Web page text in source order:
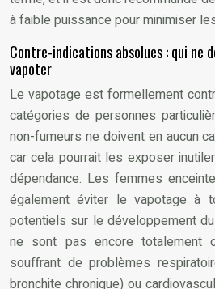
à faible puissance pour minimiser
Contre-indications absolues : qui ne
vapoter
Le vapotage est formellement
catégories de personnes
non-fumeurs ne doivent en aucun
car cela pourrait les exposer
dépendance. Les femmes
également éviter le vapotage à
potentiels sur le développement
ne sont pas encore totalement
souffrant de problèmes
bronchite chronique) ou